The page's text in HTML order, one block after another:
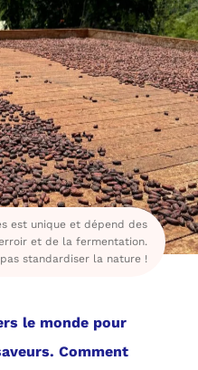
est unique et dépend des
et de la fermentation.
standardiser la nature !
le monde pour
Comment